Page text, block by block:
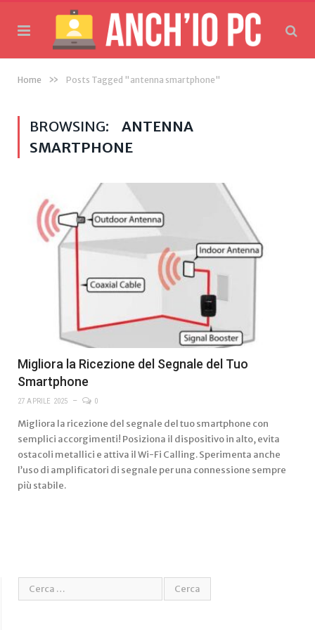
Home » Posts Tagged "antenna smartphone"
BROWSING:
ANTENNA
SMARTPHONE
Migliora la Ricezione del Segnale del Tuo
Smartphone
27 APRILE 2025 0
Migliora la ricezione del segnale del tuo smartphone con
semplici accorgimenti! Posiziona il dispositivo in alto, evita
ostacoli metallici e attiva il Wi-Fi Calling. Sperimenta anche
l’uso di amplificatori di segnale per una connessione sempre
più stabile.